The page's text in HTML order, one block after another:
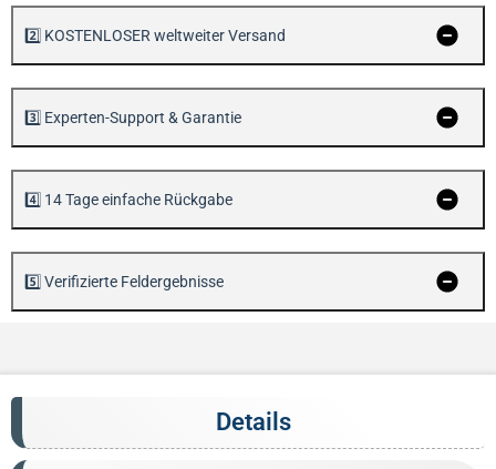
2️⃣ KOSTENLOSER weltweiter Versand
3️⃣ Experten-Support & Garantie
4️⃣ 14 Tage einfache Rückgabe
5️⃣ Verifizierte Feldergebnisse
Details